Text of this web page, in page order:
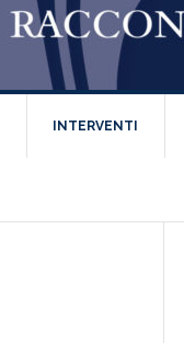
INTERVENTI